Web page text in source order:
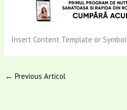
Insert Content Template or Symbol
← Previous Articol